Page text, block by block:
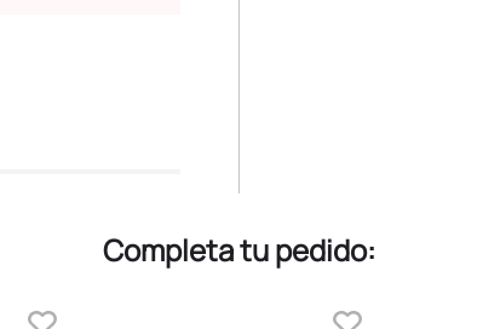
Completa tu pedido: